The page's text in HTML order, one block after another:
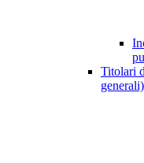
Titolari
generali)